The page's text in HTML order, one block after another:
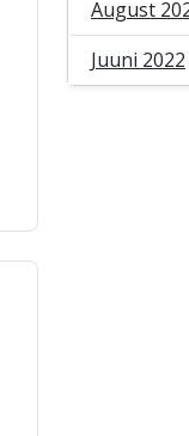
August
Juuni 2022